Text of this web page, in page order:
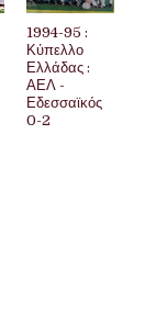
1994-95 :
Κύπελλο
Ελλάδας :
ΑΕΛ -
Εδεσσαϊκός
0-2